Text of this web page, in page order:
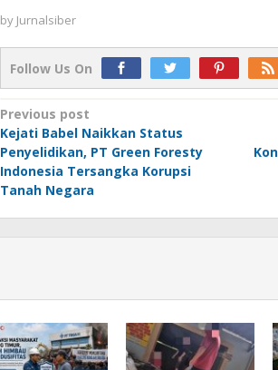
by Jurnalsiber
Follow Us On
Post
navigation
Previous post
Kejati Babel Naikkan Status
Penyelidikan, PT Green Foresty
Indonesia Tersangka Korupsi
Tanah Negara